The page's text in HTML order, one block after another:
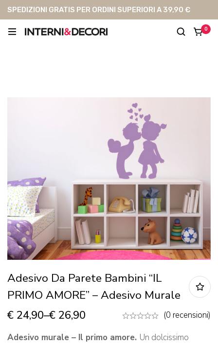
SPEDIZIONI GRATIS PER ORDINI SUPERIORI A 39,90 €
0
Adesivo Da Parete Bambini “IL
PRIMO AMORE” – Adesivo Murale
€ 24,90–€ 26,90
(0 recensioni)
Adesivo murale – Il primo amore. Un dolcissimo